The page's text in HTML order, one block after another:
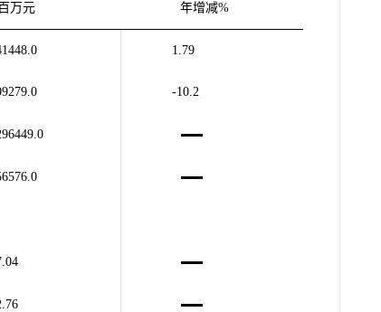
百万元 年增减%
1.79
-10.2